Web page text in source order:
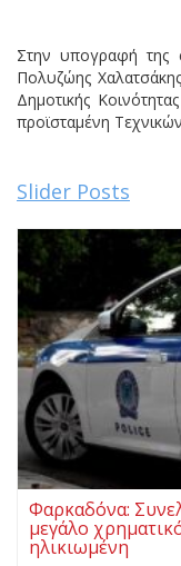
Στην υπογραφή της
Πολυζώης
Δημοτικής
προϊσταμένη
Slider Posts
Φαρκαδόνα:
μεγάλο
ηλικιωμένη